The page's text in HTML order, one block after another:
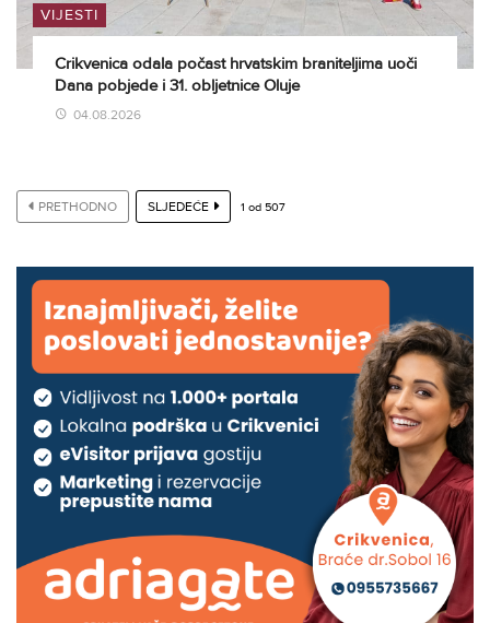
VIJESTI
Crikvenica odala počast hrvatskim braniteljima uoči
Dana pobjede i 31. obljetnice Oluje
04.08.2026
PRETHODNO SLJEDEĆE 1 od 507